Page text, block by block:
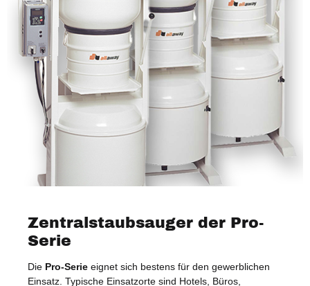
Zentralstaubsauger der Pro-
Serie
Die Pro-Serie eignet sich bestens für den gewerblichen
Einsatz. Typische Einsatzorte sind Hotels, Büros,